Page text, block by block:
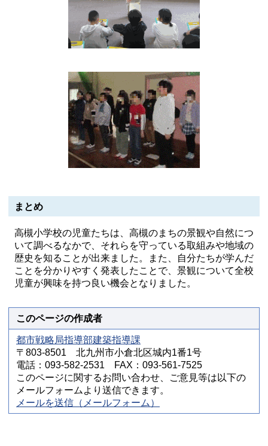
まとめ
高槻小学校の児童たちは、高槻のまちの景観や自然につ
いて調べるなかで、それらを守っている取組みや地域の
歴史を知ることが出来ました。また、自分たちが学んだ
ことを分かりやすく発表したことで、景観について全校
児童が興味を持つ良い機会となりました。
このページの作成者
都市戦略局指導部建築指導課
〒803-8501 北九州市小倉北区城内1番1号
電話：093-582-2531 FAX：093-561-7525
このページに関するお問い合わせ、ご意見等は以下の
メールフォームより送信できます。
メールを送信（メールフォーム）